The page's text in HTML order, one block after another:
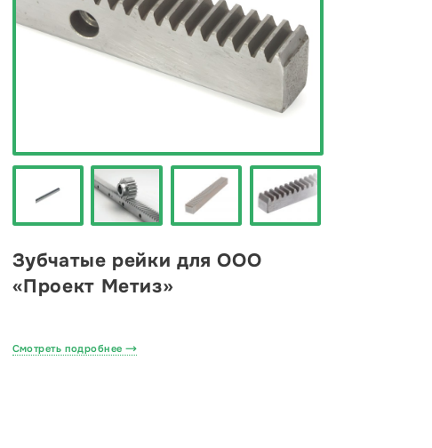
Зубчатые рейки для ООО
«Проект Метиз»
Смотреть подробнее